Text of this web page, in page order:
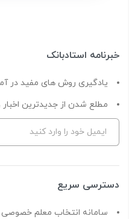
خبرنامه استادبانک
یادگیری روش های مفید در
مطلع شدن از جدیدترین
دسترسی سریع
سامانه انتخاب معلم خصوصی